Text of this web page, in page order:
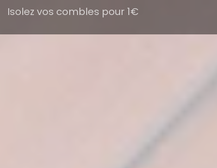
Isolez vos combles pour 1€